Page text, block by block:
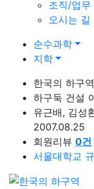
조직/업무
오시는 길
순수과학
지학
한국의 하구역
하구둑 건설
유근배, 김성
2007.08.25
회원리뷰 0건
서울대학교